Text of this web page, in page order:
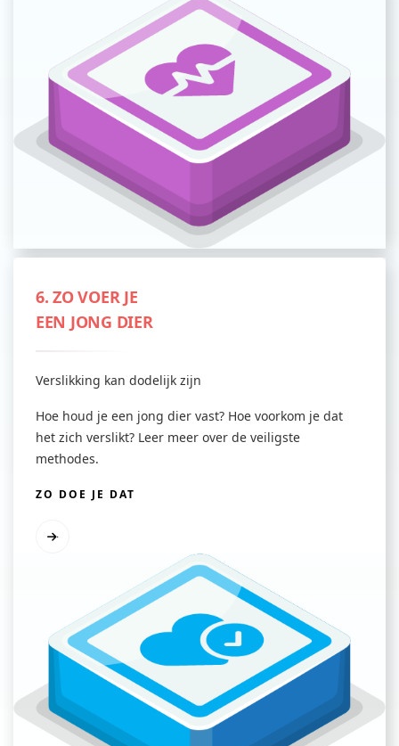
6. ZO VOER JE
EEN JONG DIER
Verslikking kan dodelijk zijn
Hoe houd je een jong dier vast? Hoe voorkom je dat
het zich verslikt? Leer meer over de veiligste
methodes.
ZO DOE JE DAT